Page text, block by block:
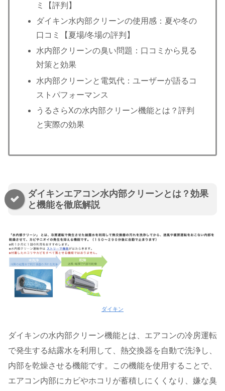
ミ【評判】
ダイキン水内部クリーンの使用感：夏や冬の
口コミ【夏場/冬場の評判】
水内部クリーンの臭い問題：口コミから見る
対策と効果
水内部クリーンと電気代：ユーザーが語るコ
ストパフォーマンス
うるさらXの水内部クリーン機能とは？評判
と実際の効果
ダイキンエアコン水内部クリーンとは？効果
と機能を徹底解説
ダイキン
ダイキンの水内部クリーン機能とは、エアコンの冷房運転
で発生する結露水を利用して、熱交換器を自動で洗浄し、
内部を乾燥させる機能です。この機能を使用することで、
エアコン内部にカビやホコリが蓄積しにくくなり、嫌な臭